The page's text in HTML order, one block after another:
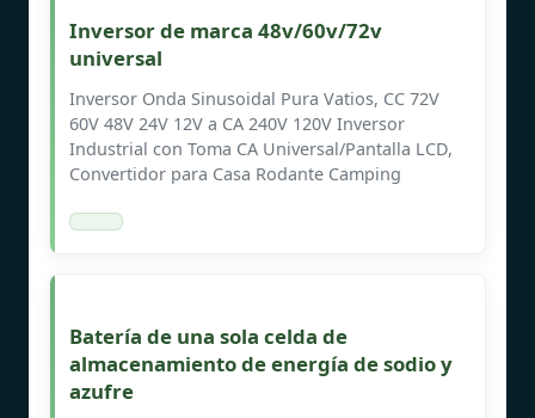
Inversor de marca 48v/60v/72v
universal
Inversor Onda Sinusoidal Pura Vatios, CC 72V
60V 48V 24V 12V a CA 240V 120V Inversor
Industrial con Toma CA Universal/Pantalla LCD,
Convertidor para Casa Rodante Camping
Batería de una sola celda de
almacenamiento de energía de sodio y
azufre